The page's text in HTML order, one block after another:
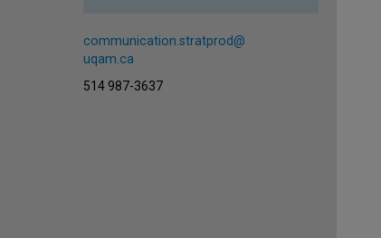
communication.stratprod@
uqam.ca
514 987-3637